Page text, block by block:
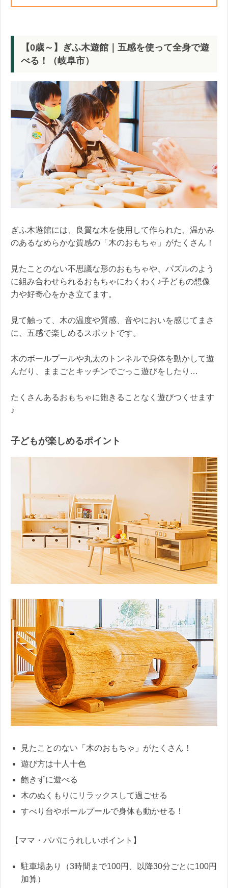
【0歳～】ぎふ木遊館｜五感を使って全身で遊
べる！（岐阜市）
ぎふ木遊館には、良質な木を使用して作られた、温かみ
のあるなめらかな質感の「木のおもちゃ」がたくさん！
見たことのない不思議な形のおもちゃや、パズルのよう
に組み合わせられるおもちゃにわくわく♪子どもの想像
力や好奇心をかき立てます。
見て触って、木の温度や質感、音やにおいを感じてまさ
に、五感で楽しめるスポットです。
木のボールプールや丸太のトンネルで身体を動かして遊
んだり、ままごとキッチンでごっこ遊びをしたり…
たくさんあるおもちゃに飽きることなく遊びつくせます
♪
子どもが楽しめるポイント
見たことのない「木のおもちゃ」がたくさん！
遊び方は十人十色
飽きずに遊べる
木のぬくもりにリラックスして過ごせる
すべり台やボールプールで身体も動かせる！
【ママ・パパにうれしいポイント】
駐車場あり（3時間まで100円、以降30分ごとに100円
加算）